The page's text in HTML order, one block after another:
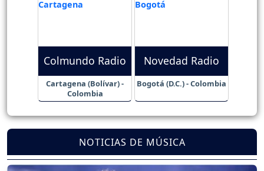
Colmundo Radio
Cartagena (Bolívar) -
Colombia
Novedad Radio
Bogotá (D.C.) - Colombia
NOTICIAS DE MÚSICA